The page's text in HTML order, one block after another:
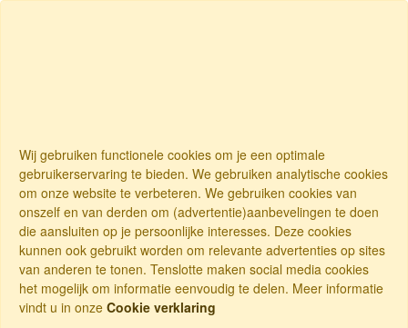
Wij gebruiken functionele cookies om je een optimale
gebruikerservaring te bieden. We gebruiken analytische cookies
om onze website te verbeteren. We gebruiken cookies van
onszelf en van derden om (advertentie)aanbevelingen te doen
die aansluiten op je persoonlijke interesses. Deze cookies
kunnen ook gebruikt worden om relevante advertenties op sites
van anderen te tonen. Tenslotte maken social media cookies
het mogelijk om informatie eenvoudig te delen. Meer informatie
vindt u in onze Cookie verklaring